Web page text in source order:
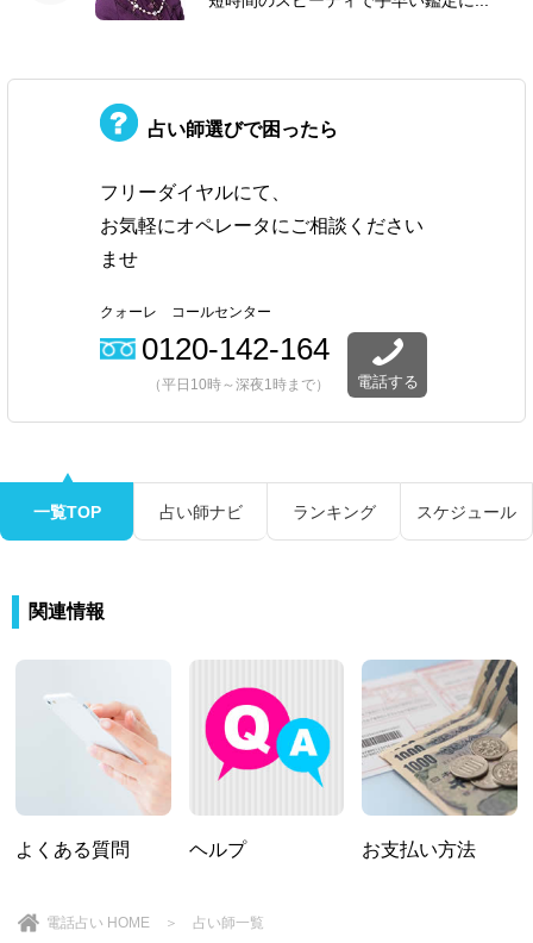
占い師選びで困ったら
フリーダイヤルにて、
お気軽にオペレータにご相談ください
ませ
クォーレ コールセンター
0120-142-164
（平日10時～深夜1時まで） 電話する
一覧TOP 占い師ナビ ランキング スケジュール
関連情報
よくある質問 ヘルプ お支払い方法
電話占い HOME ＞ 占い師一覧